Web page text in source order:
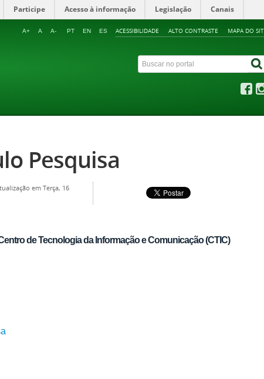
Participe Acesso à informação Legislação Canais
ACESSIBILIDADE ALTO CONTRASTE MAPA DO
A+ A A- PT EN ES
Pesquisa
em Terça, 16
de Tecnologia da Informação e Comunicação (CTIC)